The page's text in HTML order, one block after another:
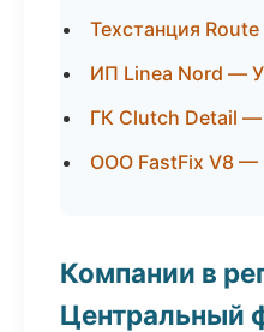
Техстанция
ИП Linea Nord —
ГК Clutch Detail
ООО FastFix V8 —
Компании в
Центральный